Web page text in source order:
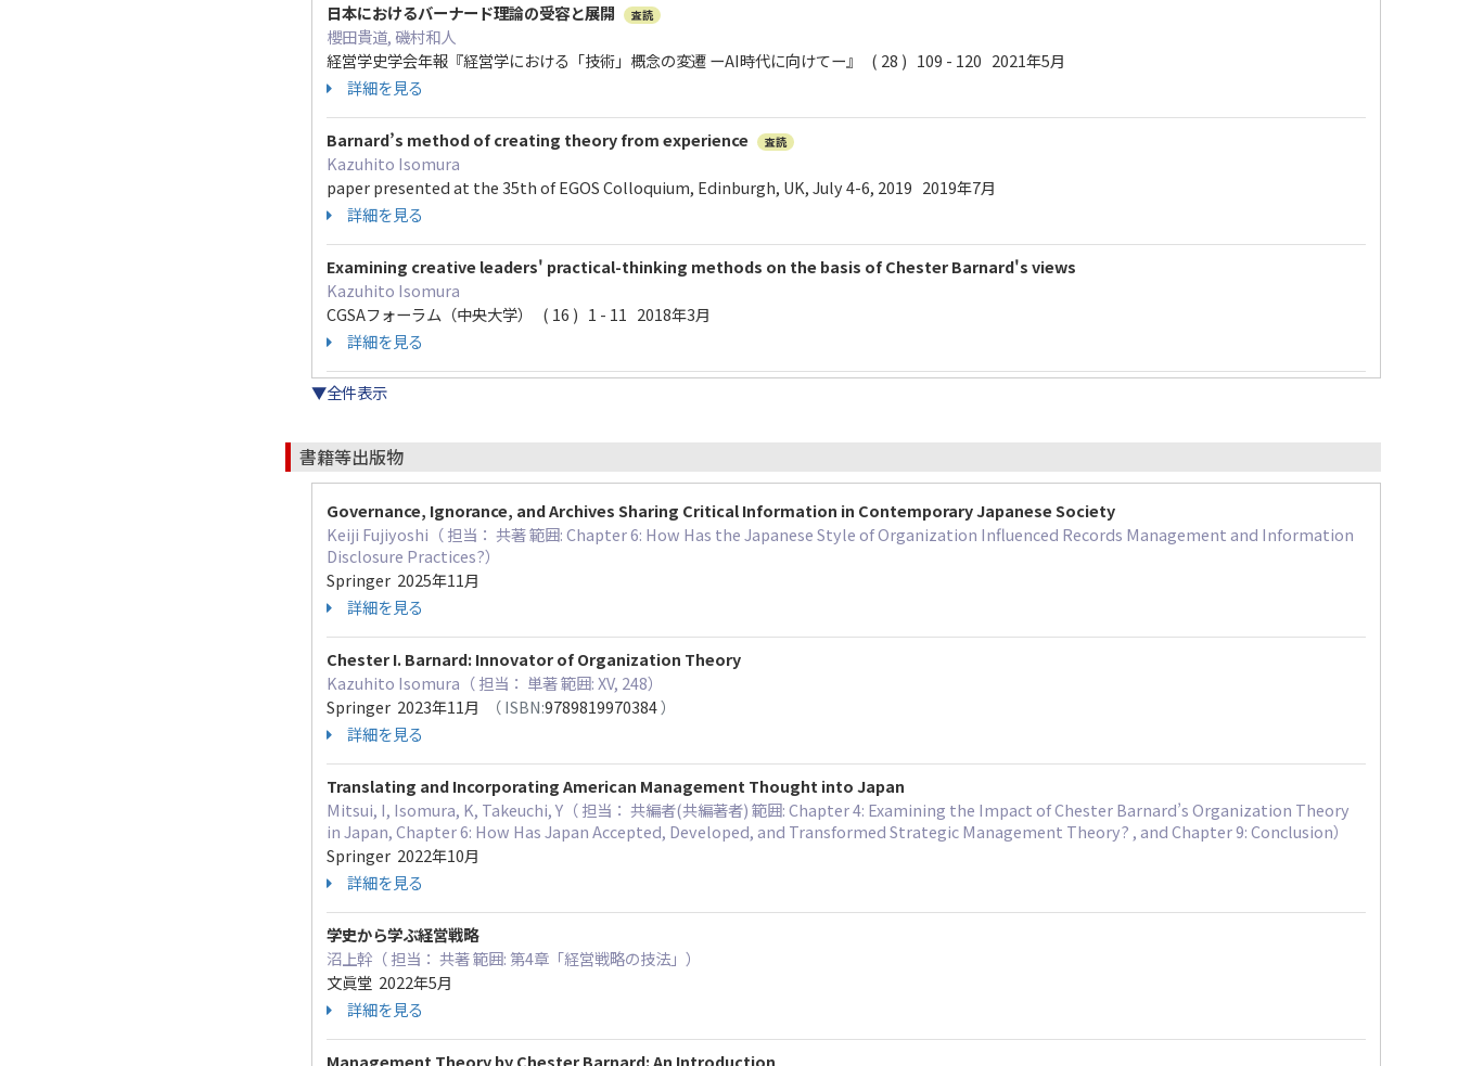
日本におけるバーナード理論の受容と展開 査読
櫻田貴道, 磯村和人
経営学史学会年報『経営学における「技術」概念の変遷 ーAI時代に向けてー』 ( 28 ) 109 - 120 2021年5月
詳細を見る
Barnard’s method of creating theory from experience 査読
Kazuhito Isomura
paper presented at the 35th of EGOS Colloquium, Edinburgh, UK, July 4-6, 2019 2019年7月
詳細を見る
Examining creative leaders' practical-thinking methods on the basis of Chester Barnard's views
Kazuhito Isomura
CGSAフォーラム（中央大学） ( 16 ) 1 - 11 2018年3月
詳細を見る
▼全件表示
書籍等出版物
Governance, Ignorance, and Archives Sharing Critical Information in Contemporary Japanese Society
Keiji Fujiyoshi（ 担当： 共著 範囲: Chapter 6: How Has the Japanese Style of Organization Influenced Records Management and Information
Disclosure Practices?）
Springer 2025年11月
詳細を見る
Chester I. Barnard: Innovator of Organization Theory
Kazuhito Isomura（ 担当： 単著 範囲: XV, 248）
Springer 2023年11月
（ ISBN:9789819970384）
詳細を見る
Translating and Incorporating American Management Thought into Japan
Mitsui, I, Isomura, K, Takeuchi, Y（ 担当： 共編者(共編著者) 範囲: Chapter 4: Examining the Impact of Chester Barnard’s Organization Theory
in Japan, Chapter 6: How Has Japan Accepted, Developed, and Transformed Strategic Management Theory? , and Chapter 9: Conclusion）
Springer 2022年10月
詳細を見る
学史から学ぶ経営戦略
沼上幹（ 担当： 共著 範囲: 第4章「経営戦略の技法」）
文眞堂 2022年5月
詳細を見る